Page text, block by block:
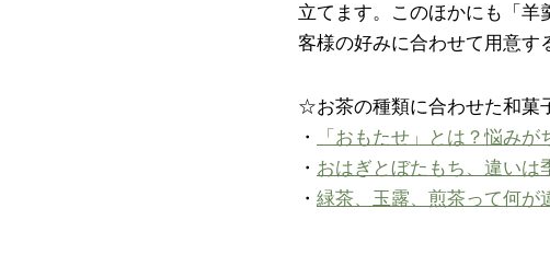
立てます。このほかにも「羊
客様の好みに合わせて用意す
☆お茶の種類に合わせた和菓
・
「おもたせ」とは？悩み
・ おはぎとぼたもち、違いは
・ 緑茶、玉露、煎茶って何が